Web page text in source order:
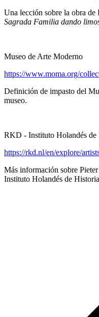
Una lección sobre la obra de
Sagrada Familia dando
Museo de Arte Moderno
https://www.moma.org/
Definición de impasto del
museo.
RKD - Instituto Holandés de
https://rkd.nl/en/explore/
Más información sobre
Instituto Holandés de